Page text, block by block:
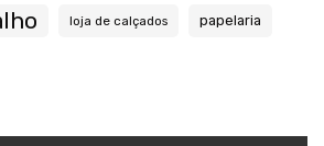
loja de calçados papelaria